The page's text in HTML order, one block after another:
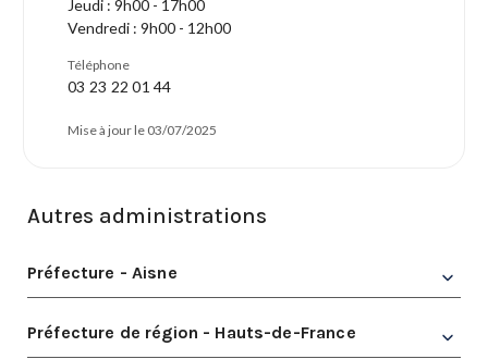
Jeudi : 9h00 - 17h00
Vendredi : 9h00 - 12h00
Téléphone
03 23 22 01 44
Mise à jour le 03/07/2025
Autres administrations
Préfecture - Aisne
Préfecture de région - Hauts-de-France